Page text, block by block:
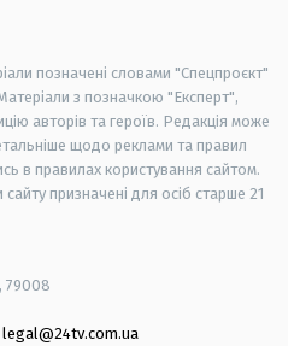
позначені словами "Спецпроєкт"
з позначкою "Експерт",
авторів та героїв. Редакція може
щодо реклами та правил
в правилах користування сайтом.
сайту призначені для осіб старше 21
79008
legal@24tv.com.ua